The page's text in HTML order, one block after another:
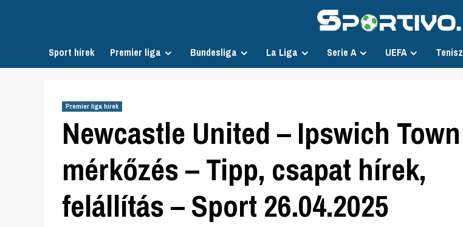
Sport hírek Premier liga Bundesliga La Liga Serie A UEFA Tenisz
Premier liga hírek
Newcastle United – Ipswich Town
mérkőzés – Tipp, csapat hírek,
felállítás – Sport 26.04.2025